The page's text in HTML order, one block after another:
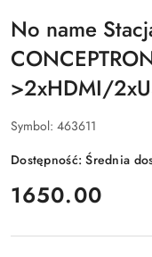
No name
>2xHDMI/
Symbol: 463611
Dostępność:Średnia
cena:
1650.00